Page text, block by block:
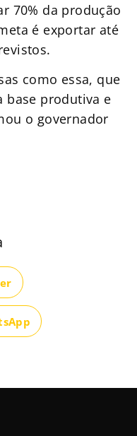
70% da produção
é exportar até
como essa, que
base produtiva e
o governador